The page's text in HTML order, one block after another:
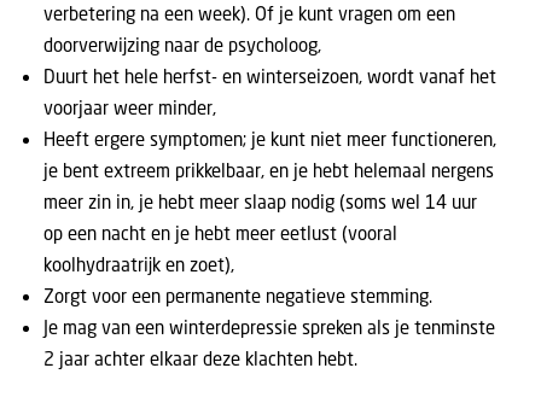
verbetering na een week). Of je kunt vragen om een
doorverwijzing naar de psycholoog,
Duurt het hele herfst- en winterseizoen, wordt vanaf het
voorjaar weer minder,
Heeft ergere symptomen; je kunt niet meer functioneren,
je bent extreem prikkelbaar, en je hebt helemaal nergens
meer zin in, je hebt meer slaap nodig (soms wel 14 uur
op een nacht en je hebt meer eetlust (vooral
koolhydraatrijk en zoet),
Zorgt voor een permanente negatieve stemming.
Je mag van een winterdepressie spreken als je tenminste
2 jaar achter elkaar deze klachten hebt.